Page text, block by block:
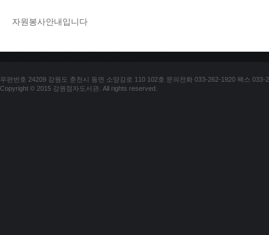
자원봉사안내입니다
우편번호 24209 강원도 춘천시 동면 소양강로 110 102호 문의전화 033-262-1920 팩스 033-
Copyright © 2015 강원점자도서관. All rights reserved.